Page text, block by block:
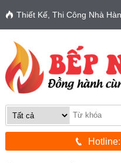
Thiết Kế, Thi Công Nhà